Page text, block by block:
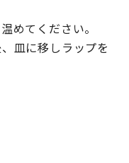
めてください。
皿に移しラップを